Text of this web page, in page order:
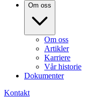
Om oss
Om oss
Artikler
Karriere
Vår historie
Dokumenter
Kontakt